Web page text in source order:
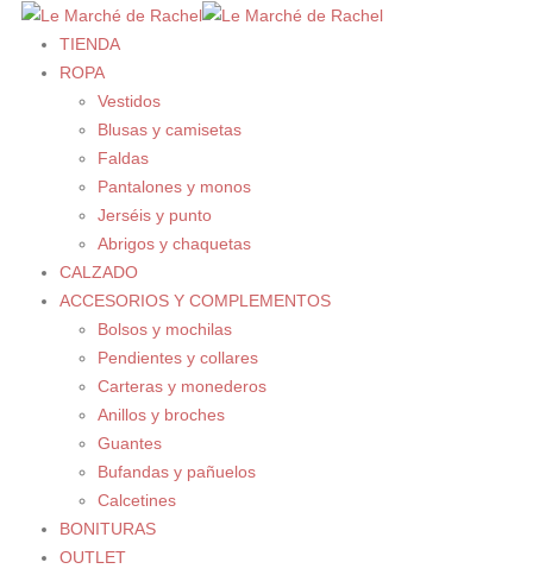
TIENDA
ROPA
Vestidos
Blusas y camisetas
Faldas
Pantalones y monos
Jerséis y punto
Abrigos y chaquetas
CALZADO
ACCESORIOS Y COMPLEMENTOS
Bolsos y mochilas
Pendientes y collares
Carteras y monederos
Anillos y broches
Guantes
Bufandas y pañuelos
Calcetines
BONITURAS
OUTLET